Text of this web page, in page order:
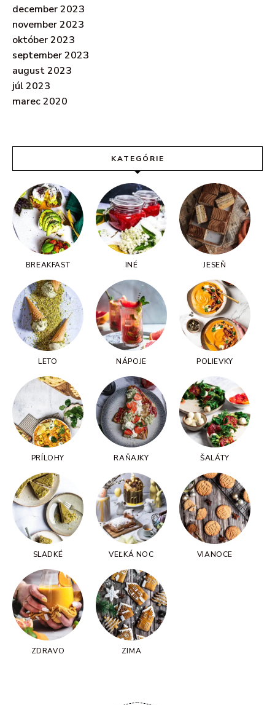
december 2023
november 2023
október 2023
september 2023
august 2023
júl 2023
marec 2020
KATEGÓRIE
BREAKFAST INÉ JESEŇ
LETO NÁPOJE POLIEVKY
PRÍLOHY RAŇAJKY ŠALÁTY
SLADKÉ VEĽKÁ NOC VIANOCE
ZDRAVO ZIMA